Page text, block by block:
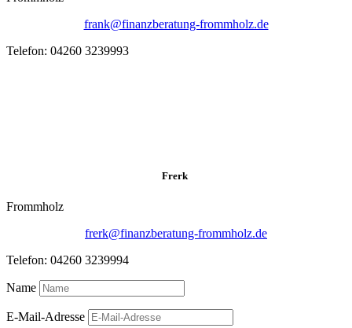
frank@finanzberatung-frommholz.de
Telefon: 04260 3239993
Frerk
Frommholz
frerk@finanzberatung-frommholz.de
Telefon: 04260 3239994
Name
E-Mail-Adresse